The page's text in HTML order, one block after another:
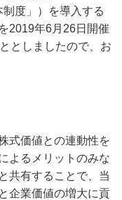
度」）を導入する
2019年6月26日開催
としましたので、お
式価値との連動性を
よるメリットのみな
共有することで、当
企業価値の増大に貢